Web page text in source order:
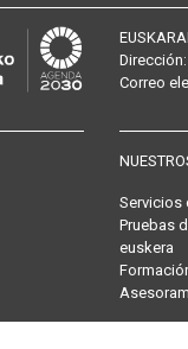
Dirección:
Correo
Servicios
Pruebas
euskera